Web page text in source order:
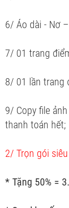
6/ Áo dài - Nơ
7/ 01 trang
8/ 01 lần trang
9/ Copy file
thanh toán hết;
2/ Trọn gói
* Tặng 50% =